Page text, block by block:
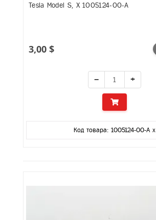
Tesla Model S, X 1005124-00-A
3,00 $
− +
Код товара: 1005124-00-A x